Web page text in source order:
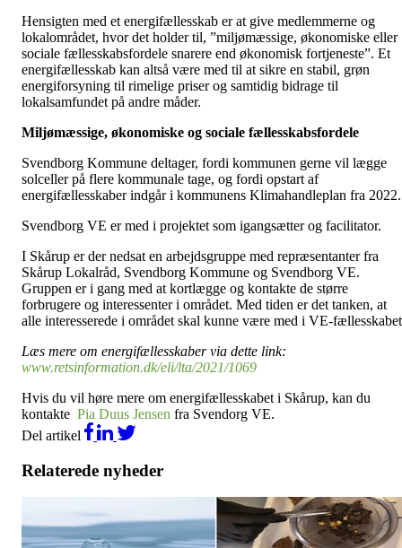
Hensigten med et energifællesskab er at give medlemmerne og
lokalområdet, hvor det holder til, ”miljømæssige, økonomiske eller
sociale fællesskabsfordele snarere end økonomisk fortjeneste”. Et
energifællesskab kan altså være med til at sikre en stabil, grøn
energiforsyning til rimelige priser og samtidig bidrage til
lokalsamfundet på andre måder.
Miljømæssige, økonomiske og sociale fællesskabsfordele
Svendborg Kommune deltager, fordi kommunen gerne vil lægge
solceller på flere kommunale tage, og fordi opstart af
energifællesskaber indgår i kommunens Klimahandleplan fra 2022.
Svendborg VE er med i projektet som igangsætter og facilitator.
I Skårup er der nedsat en arbejdsgruppe med repræsentanter fra
Skårup Lokalråd, Svendborg Kommune og Svendborg VE.
Gruppen er i gang med at kortlægge og kontakte de større
forbrugere og interessenter i området. Med tiden er det tanken, at
alle interesserede i området skal kunne være med i VE-
Læs mere om energifællesskaber via dette link:
www.retsinformation.dk/eli/lta/2021/1069
Hvis du vil høre mere om energifællesskabet i Skårup, kan du
kontakte Pia Duus Jensen fra Svendorg VE.
Del artikel
Relaterede nyheder